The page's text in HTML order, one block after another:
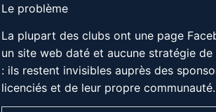
Le problème
La plupart des clubs ont une page
un site web daté et aucune stratégie de
: ils restent invisibles auprès des
licenciés et de leur propre communauté.